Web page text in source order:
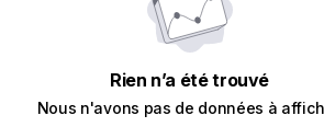
Rien n’a été trouvé
Nous n'avons pas de données à